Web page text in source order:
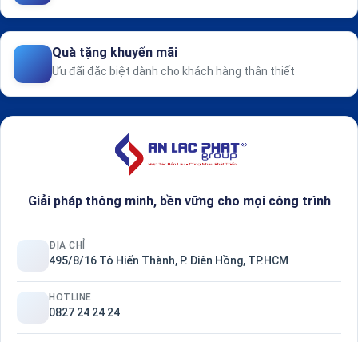
Quà tặng khuyến mãi
Ưu đãi đặc biệt dành cho khách hàng thân thiết
Giải pháp thông minh, bền vững cho mọi công trình
ĐỊA CHỈ
495/8/16 Tô Hiến Thành, P. Diên Hồng, TP.HCM
HOTLINE
0827 24 24 24